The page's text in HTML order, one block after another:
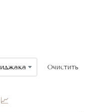
Очистить